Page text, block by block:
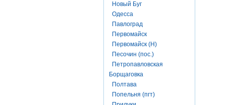
Новый Буг
Одесса
Павлоград
Первомайск
Первомайск (Н)
Песочин (пос.)
Петропавловская
Борщаговка
Полтава
Попельня (пгт)